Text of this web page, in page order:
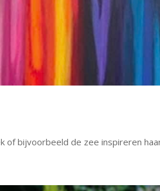
of bijvoorbeeld de zee inspireren